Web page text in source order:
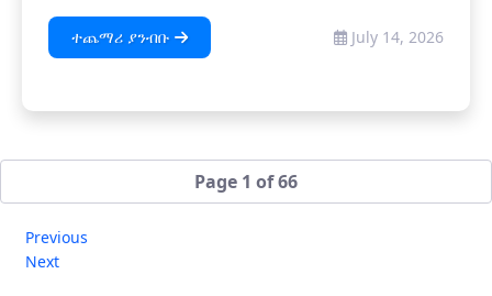
ተጨማሪ ያንብቡ July 14, 2026
Page 1 of 66
Previous
Next